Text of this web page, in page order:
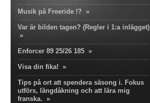
Musik på Freeride !? »
Var är bilden tagen? (Regler i 1:a inlägget)
»
Enforcer 89 25/26 185 »
Visa din fika! »
Tips på ort att spendera säsong i. Fokus
utförs, längdåkning och att lära mig
franska. »